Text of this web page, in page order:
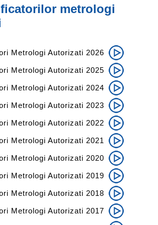
metrologi
Metrologi Autorizati 2026
Metrologi Autorizati 2025
Metrologi Autorizati 2024
Metrologi Autorizati 2023
Metrologi Autorizati 2022
Metrologi Autorizati 2021
Metrologi Autorizati 2020
Metrologi Autorizati 2019
Metrologi Autorizati 2018
Metrologi Autorizati 2017